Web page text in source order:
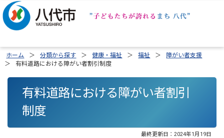
ホーム 分類から探す 健康・福祉 福祉
障がい者支援
有料道路における障がい者割引制度
有料道路における障がい者割引
制度
最終更新日： 2024年1月19日